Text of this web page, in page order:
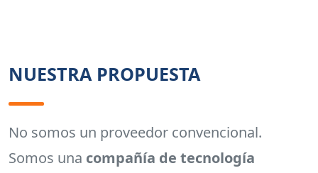
NUESTRA PROPUESTA
No somos un proveedor convencional.
Somos una compañía de tecnología